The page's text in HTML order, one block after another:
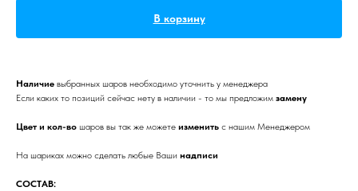
В корзину
Наличие выбранных шаров необходимо уточнить у менеджера
Если каких то позиций сейчас нету в наличии - то мы предложим замену
Цвет и кол-во шаров вы так же можете изменить с нашим Менеджером
На шариках можно сделать любые Ваши надписи
СОСТАВ: